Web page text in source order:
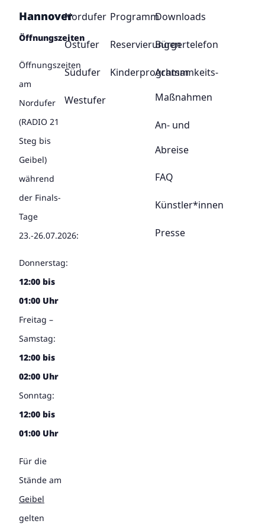
Hannover
Öffnungszeiten
Öffnungszeiten
am
Nordufer
(RADIO 21
Steg bis
Geibel)
während
der Finals-
Tage
23.-26.07.2026:
Donnerstag:
12:00 bis
01:00 Uhr
Freitag –
Samstag:
12:00 bis
02:00 Uhr
Sonntag:
12:00 bis
01:00 Uhr
Für die
Stände am
Geibel
gelten
Nordufer
Ostufer
Südufer
Westufer
Programm
Reservierungen
Kinderprogramm
Downloads
Bürgertelefon
Achtsamkeits-
Maßnahmen
An- und
Abreise
FAQ
Künstler*innen
Presse